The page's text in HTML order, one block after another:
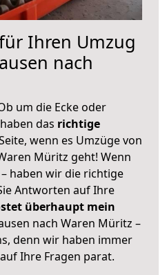
Ihren Umzug
nach
um die Ecke oder
das richtige
wenn es Umzüge von
Müritz geht! Wenn
haben wir die richtige
Antworten auf Ihre
überhaupt mein
nach Waren Müritz –
denn wir haben immer
Ihre Fragen parat.